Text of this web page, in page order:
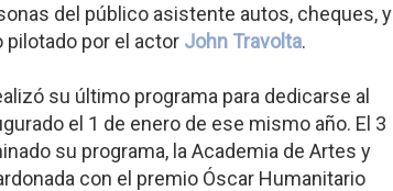
del público asistente autos, cheques, y
pilotado por el actor John Travolta.
su último programa para dedicarse al
el 1 de enero de ese mismo año. El 3
su programa, la Academia de Artes y
con el premio Óscar Humanitario